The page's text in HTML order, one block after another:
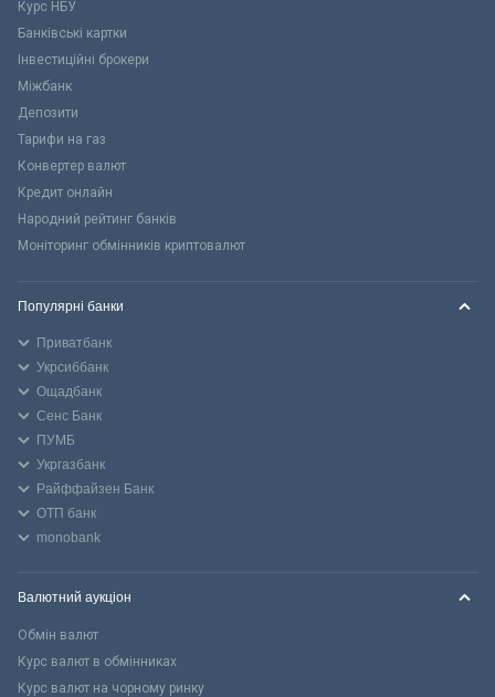
Курс НБУ
Банківські картки
Інвестиційні брокери
Міжбанк
Депозити
Тарифи на газ
Конвертер валют
Кредит онлайн
Народний рейтинг банків
Моніторинг обмінників криптовалют
Популярні банки
Приватбанк
Укрсиббанк
Ощадбанк
Сенс Банк
ПУМБ
Укргазбанк
Райффайзен Банк
ОТП банк
monobank
Валютний аукціон
Обмін валют
Курс валют в обмінниках
Курс валют на чорному ринку